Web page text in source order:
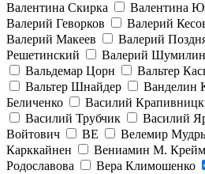
Валентина Скирка
Валентина
Валерий Геворков
Валерий
Валерий Макеев
Валерий
Решетинский
Валерий Шумилин
Вальдемар Цорн
Вальтер
Вальтер Шнайдер
Ванделин
Беличенко
Василий
Василий Трубчик
Василий
Войтович
ВЕ Велемир
Карккайнен
Вениамин М.
Родославова
Вера Климошенко